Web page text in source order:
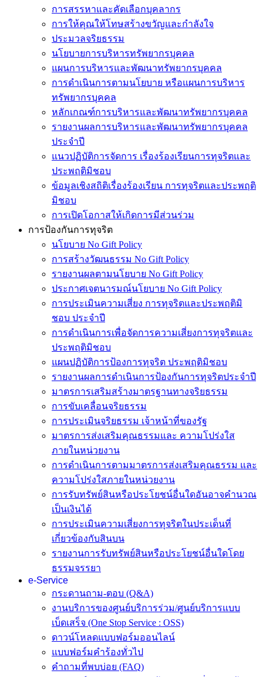
การสรรหาและคัดเลือกบุคลากร
การให้คุณให้โทษสร้างขวัญและกำลังใจ
ประมวลจริยธรรม
นโยบายการบริหารทรัพยากรบุคคล
แผนการบริหารและพัฒนาทรัพยากรบุคคล
การดำเนินการตามนโยบาย หรือแผนการบริหาร
ทรัพยากรบุคคล
หลักเกณฑ์การบริหารและพัฒนาทรัพยากรบุคคล
รายงานผลการบริหารและพัฒนาทรัพยากรบุคคล
ประจำปี
แนวปฏิบัติการจัดการ เรื่องร้องเรียนการทุจริตและ
ประพฤติมิชอบ
ข้อมูลเชิงสถิติเรื่องร้องเรียน การทุจริตและประพฤติ
มิชอบ
การเปิดโอกาสให้เกิดการมีส่วนร่วม
การป้องกันการทุจริต
นโยบาย No Gift Policy
การสร้างวัฒนธรรม No Gift Policy
รายงานผลตามนโยบาย No Gift Policy
ประกาศเจตนารมณ์นโยบาย No Gift Policy
การประเมินความเสี่ยง การทุจริตและประพฤติมิ
ชอบ ประจำปี
การดำเนินการเพื่อจัดการความเสี่ยงการทุจริตและ
ประพฤติมิชอบ
แผนปฏิบัติการป้องการทุจริต ประพฤติมิชอบ
รายงานผลการดำเนินการป้องกันการทุจริตประจำปี
มาตรการเสริมสร้างมาตรฐานทางจริยธรรม
การขับเคลื่อนจริยธรรม
การประเมินจริยธรรม เจ้าหน้าที่ของรัฐ
มาตรการส่งเสริมคุณธรรมและ ความโปร่งใส
ภายในหน่วยงาน
การดำเนินการตามมาตรการส่งเสริมคุณธรรม และ
ความโปร่งใสภายในหน่วยงาน
การรับทรัพย์สินหรือประโยชน์อื่นใดอันอาจคำนวณ
เป็นเงินได้
การประเมินความเสี่ยงการทุจริตในประเด็นที่
เกี่ยวข้องกับสินบน
รายงานการรับทรัพย์สินหรือประโยชน์อื่นใดโดย
ธรรมจรรยา
e-Service
กระดานถาม-ตอบ (Q&A)
งานบริการของศูนย์บริการร่วม/ศูนย์บริการแบบ
เบ็ดเสร็จ (One Stop Service : OSS)
ดาวน์โหลดแบบฟอร์มออนไลน์
แบบฟอร์มคำร้องทั่วไป
คำถามที่พบบ่อย (FAQ)